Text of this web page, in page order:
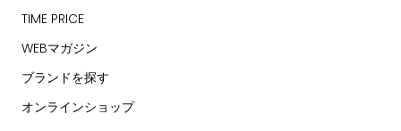
TIME PRICE
WEBマガジン
ブランドを探す
オンラインショップ